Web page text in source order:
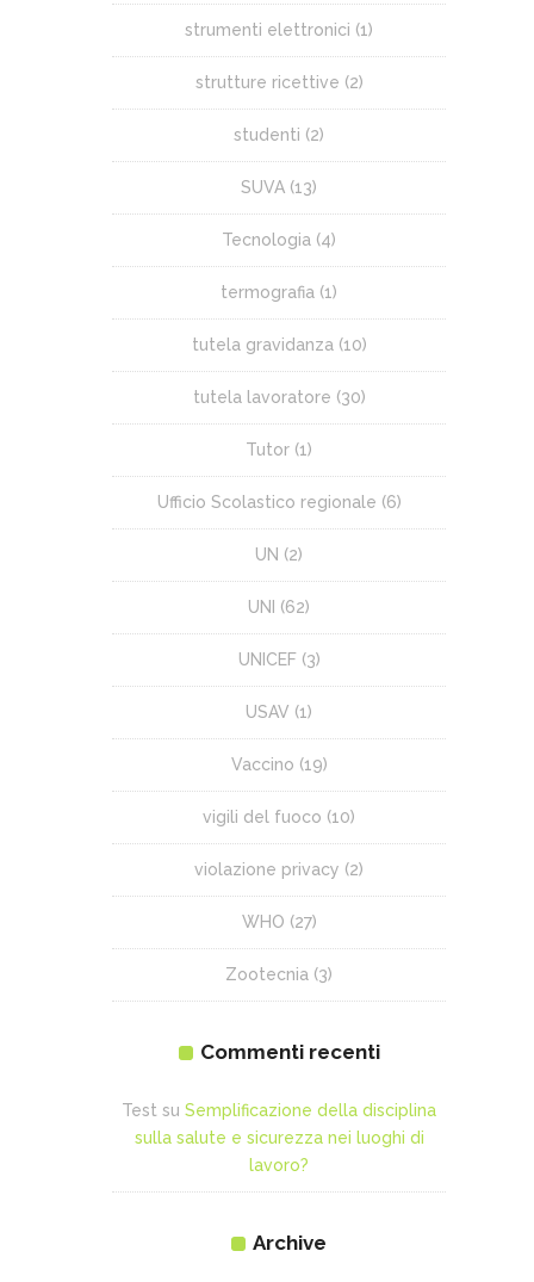
strumenti elettronici (1)
strutture ricettive (2)
studenti (2)
SUVA (13)
Tecnologia (4)
termografia (1)
tutela gravidanza (10)
tutela lavoratore (30)
Tutor (1)
Ufficio Scolastico regionale (6)
UN (2)
UNI (62)
UNICEF(3)
USAV (1)
Vaccino (19)
vigili del fuoco (10)
violazione privacy (2)
WHO (27)
Zootecnia (3)
Commenti recenti
Test su Semplificazione della disciplina
sulla salute e sicurezza nei luoghi di
lavoro?
Archive